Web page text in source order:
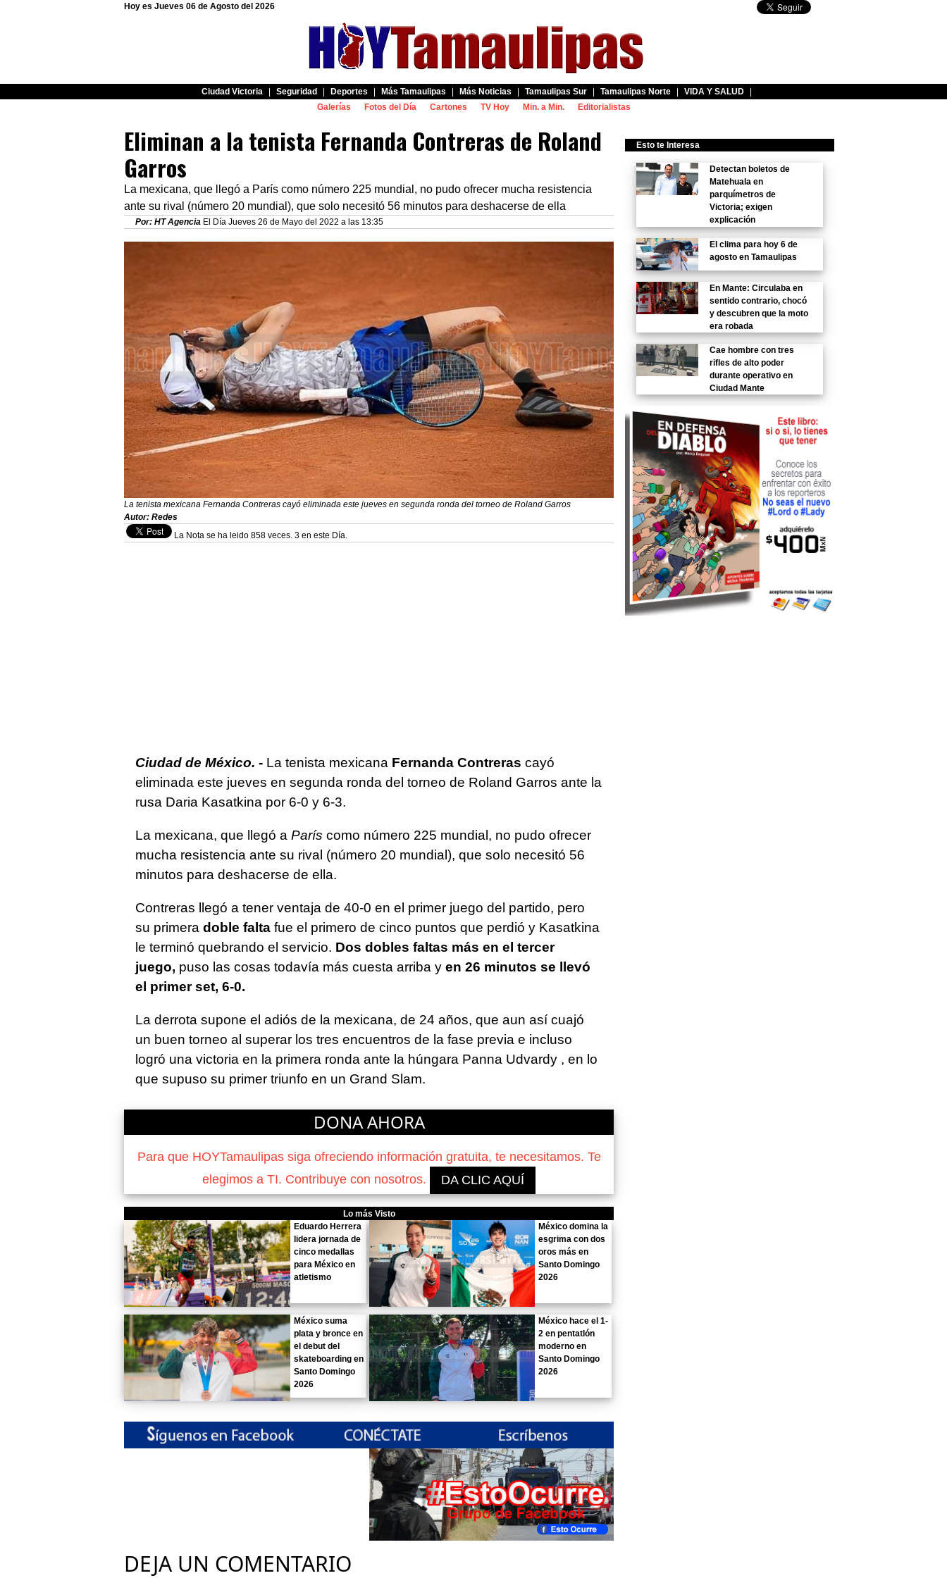
Hoy es Jueves 06 de Agosto del 2026
Ciudad Victoria Seguridad Deportes Más Tamaulipas Más Noticias Tamaulipas Sur Tamaulipas Norte VIDA Y SALUD
Galerías
Fotos del Día Cartones TV Hoy Min. a Min. Editorialistas
Eliminan a la tenista Fernanda Contreras de Roland
Garros
La mexicana, que llegó a París como número 225 mundial, no pudo ofrecer mucha resistencia
ante su rival (número 20 mundial), que solo necesitó 56 minutos para deshacerse de ella
Por: HT Agencia El Día Jueves 26 de Mayo del 2022 a las 13:35
La tenista mexicana Fernanda Contreras cayó eliminada este jueves en segunda ronda del torneo de Roland Garros
Autor: Redes
La Nota se ha leido 858 veces. 3 en este Día.
Ciudad de México. - La tenista mexicana Fernanda Contreras cayó
eliminada este jueves en segunda ronda del torneo de Roland Garros ante la
rusa Daria Kasatkina por 6-0 y 6-3.
La mexicana, que llegó a París como número 225 mundial, no pudo ofrecer
mucha resistencia ante su rival (número 20 mundial), que solo necesitó 56
minutos para deshacerse de ella.
Contreras llegó a tener ventaja de 40-0 en el primer juego del partido, pero
su primera doble falta fue el primero de cinco puntos que perdió y Kasatkina
le terminó quebrando el servicio. Dos dobles faltas más en el tercer
juego, puso las cosas todavía más cuesta arriba y en 26 minutos se llevó
el primer set, 6-0.
La derrota supone el adiós de la mexicana, de 24 años, que aun así cuajó
un buen torneo al superar los tres encuentros de la fase previa e incluso
logró una victoria en la primera ronda ante la húngara Panna Udvardy , en lo
que supuso su primer triunfo en un Grand Slam.
DONA AHORA
Para que HOYTamaulipas siga ofreciendo información gratuita, te necesitamos. Te
elegimos a TI. Contribuye con nosotros.
DA CLIC AQUÍ
Lo más Visto
Eduardo Herrera
lidera jornada de
cinco medallas
para México en
atletismo
México domina la
esgrima con dos
oros más en
Santo Domingo
2026
México suma
plata y bronce en
el debut del
skateboarding en
Santo Domingo
2026
México hace el 1-
2 en pentatlón
moderno en
Santo Domingo
2026
Esto te Interesa
Detectan boletos de
Matehuala en
parquímetros de
Victoria; exigen
explicación
El clima para hoy 6 de
agosto en Tamaulipas
En Mante: Circulaba en
sentido contrario, chocó
y descubren que la moto
era robada
Cae hombre con tres
rifles de alto poder
durante operativo en
Ciudad Mante
DEJA UN COMENTARIO